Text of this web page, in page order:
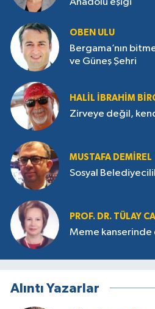
OBEN ULU
Bergama’nın
ve Güneş Şehri
HALIL İBRAHIM
Zirveye değil,
MUSTAFA DEMIREL
Sosyal
PROF. DR. TÜLAY
Meme kanserinde
Alıntı Yazarlar